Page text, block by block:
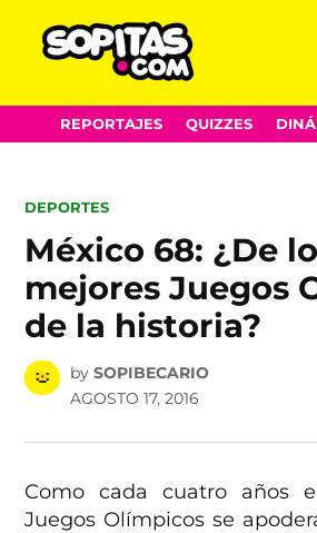
Skip
to
REPORTAJES QUIZZES
POSTED
DEPORTES
México 68: ¿De
mejores Juegos
de la historia?
by SOPIBECARIO
AGOSTO 17, 2016
Como cada cuatro años
Juegos Olímpicos se